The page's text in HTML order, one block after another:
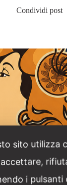
Condividi post
sito utilizza
accettare,
i pulsanti